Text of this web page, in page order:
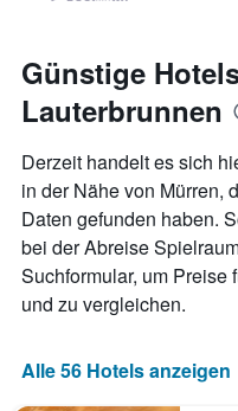
Günstige
Lauterbrunnen
Derzeit handelt es sich
in der Nähe von Mürren,
Daten gefunden haben.
bei der Abreise
Suchformular, um Preise
und zu vergleichen.
Alle 56 Hotels anzeigen